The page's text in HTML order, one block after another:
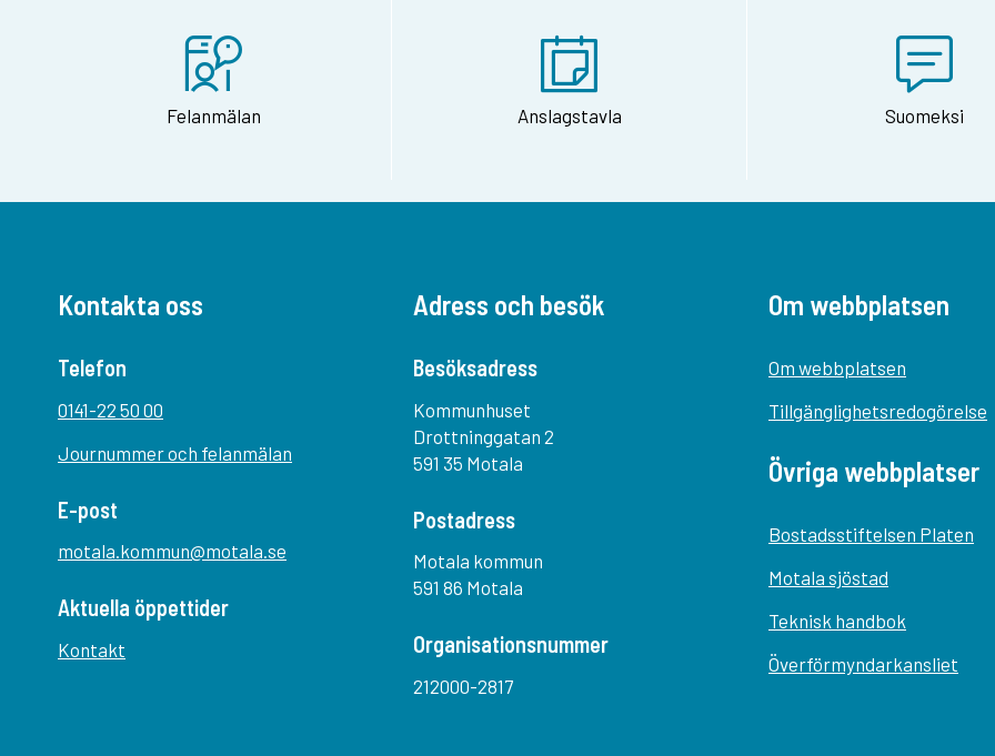
Felanmälan Anslagstavla Suomeksi
Kontakta oss
Telefon
0141-22 50 00
Journummer och felanmälan
E-post
motala.kommun@motala.se
Aktuella öppettider
Kontakt
Adress och besök
Besöksadress
Kommunhuset
Drottninggatan 2
591 35 Motala
Postadress
Motala kommun
591 86 Motala
Organisationsnummer
212000-2817
Om webbplatsen
Om webbplatsen
Tillgänglighetsredogörelse
Övriga webbplatser
Bostadsstiftelsen Platen
Motala sjöstad
Teknisk handbok
Överförmyndarkansliet